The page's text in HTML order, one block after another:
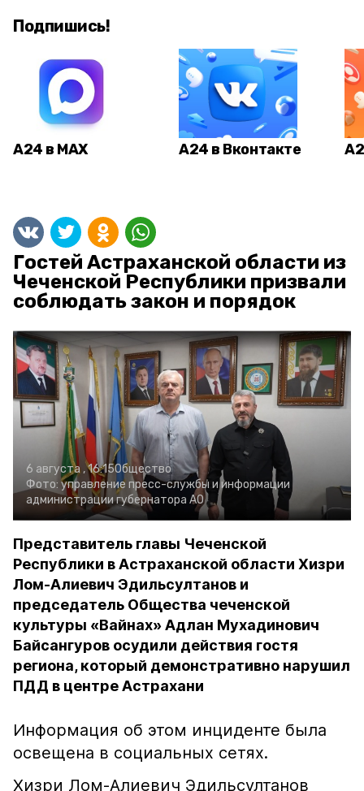
Подпишись!
А24 в MAX А24 в Вконтакте
Гостей Астраханской области из
Чеченской Республики призвали
соблюдать закон и порядок
6 августа , 16:15Общество
Фото: управление пресс-службы и информации
администрации губернатора АО
Представитель главы Чеченской
Республики в Астраханской области Хизри
Лом-Алиевич Эдильсултанов и
председатель Общества чеченской
культуры «Вайнах» Адлан Мухадинович
Байсангуров осудили действия гостя
региона, который демонстративно нарушил
ПДД в центре Астрахани
Информация об этом инциденте была
освещена в социальных сетях.
Хизри Лом-Алиевич Эдильсултанов